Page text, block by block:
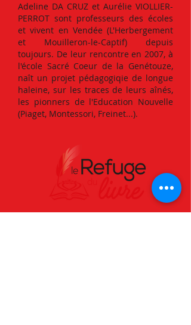
Adeline DA CRUZ et Aurélie VIOLLIER-
PERROT sont professeurs des écoles
et vivent en Vendée (L'Herbergement
et Mouilleron-le-Captif) depuis
toujours. De leur rencontre en 2007, à
l'école Sacré Coeur de la Genétouze,
naît un projet pédagogiqie de longue
haleine, sur les traces de leurs aînés,
les pionners de l'Education Nouvelle
(Piaget, Montessori, Freinet...).